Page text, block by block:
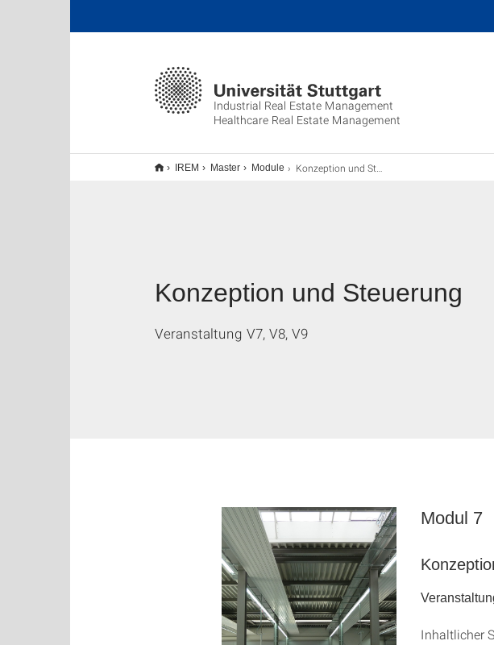
Industrial Real Estate Management
Healthcare Real Estate Management
IREM Master Module Konzeption und Steuerung
Konzeption und Steuerung
Veranstaltung V7, V8, V9
Modul 7
Inhaltlicher